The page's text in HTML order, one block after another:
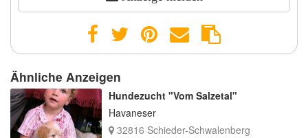
Ähnliche Anzeigen
Hundezucht "Vom Salzetal"
Havaneser
32816 Schieder-Schwalenberg